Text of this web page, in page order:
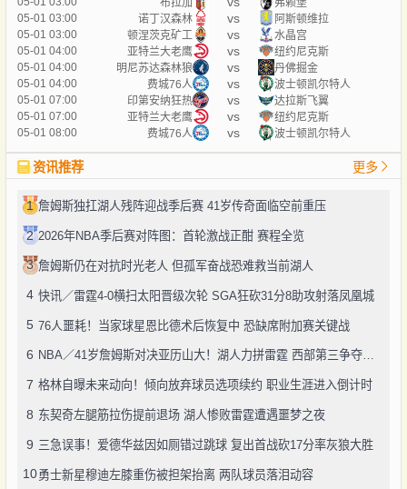
布拉加
弗赖堡
05-01 03:00
诺丁汉森林 vs
阿斯顿维拉
05-01 03:00
顿涅茨克矿工 vs
水晶宫
05-01 04:00
亚特兰大老鹰 vs
纽约尼克斯
05-01 04:00
明尼苏达森林狼 vs
丹佛掘金
05-01 04:00
费城76人 vs
波士顿凯尔特人
05-01 07:00
印第安纳狂热 vs
达拉斯飞翼
05-01 07:00
亚特兰大老鹰 vs
纽约尼克斯
05-01 08:00
费城76人 vs 波士顿凯尔特人
资讯推荐 更多
1 詹姆斯独扛湖人残阵迎战季后赛 41岁传奇面临空前重压
2 2026年NBA季后赛对阵图：首轮激战正酣 赛程全览
3 詹姆斯仍在对抗时光老人 但孤军奋战恐难救当前湖人
4 快讯／雷霆4-0横扫太阳晋级次轮 SGA狂砍31分8助攻射落凤凰城
5 76人噩耗！当家球星恩比德术后恢复中 恐缺席附加赛关键战
6 NBA／41岁詹姆斯对决亚历山大！湖人力拼雷霆 西部第三争夺战白热化
7 格林自曝未来动向！倾向放弃球员选项续约 职业生涯进入倒计时
8 东契奇左腿筋拉伤提前退场 湖人惨败雷霆遭遇噩梦之夜
9 三急误事！爱德华兹因如厕错过跳球 复出首战砍17分率灰狼大胜
10勇士新星穆迪左膝重伤被担架抬离 两队球员落泪动容